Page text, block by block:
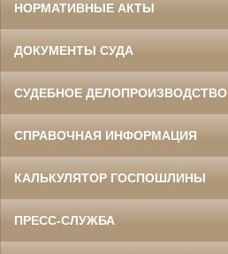
НОРМАТИВНЫЕ АКТЫ
ДОКУМЕНТЫ СУДА
СУДЕБНОЕ ДЕЛОПРОИЗВОДСТВО
СПРАВОЧНАЯ ИНФОРМАЦИЯ
КАЛЬКУЛЯТОР ГОСПОШЛИНЫ
ПРЕСС-СЛУЖБА